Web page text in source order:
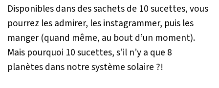
Disponibles dans des sachets de 10 sucettes, vous
pourrez les admirer, les instagrammer, puis les
manger (quand même, au bout d’un moment).
Mais pourquoi 10 sucettes, s’il n’y a que 8
planètes dans notre système solaire ?!